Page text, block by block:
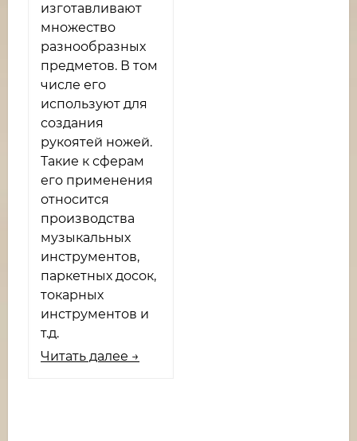
изготавливают
множество
разнообразных
предметов. В том
числе его
используют для
создания
рукоятей ножей.
Такие к сферам
его применения
относится
производства
музыкальных
инструментов,
паркетных досок,
токарных
инструментов и
т.д.
Читать далее →